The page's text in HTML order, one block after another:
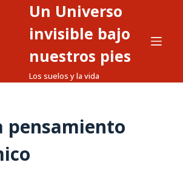
Un Universo
invisible bajo
nuestros pies
Los suelos y la vida
pensamiento